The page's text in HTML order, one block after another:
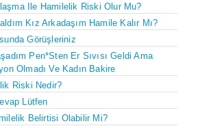
Ile Hamilelik Riski Olur Mu?
Kız Arkadaşım Hamile Kalır Mı?
Görüşleriniz
Pen*sten Er Sıvısı Geldi Ama
Olmadı Ve Kadın Bakire
Riski Nedir?
Lütfen
Belirtisi Olabilir Mi?